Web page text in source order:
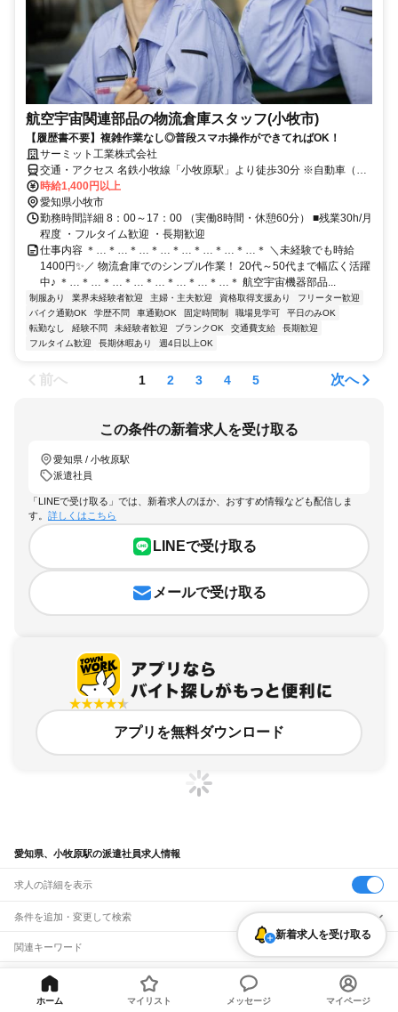
航空宇宙関連部品の物流倉庫スタッフ(小牧市)
【履歴書不要】複雑作業なし◎普段スマホ操作ができてればOK！
サーミット工業株式会社
交通・アクセス 名鉄小牧線「小牧原駅」より徒歩30分 ※自動車（台
数に限りあり）・バイク・自転車通勤OK / 名鉄 岩倉駅・布袋駅・小
牧駅 JR 春日井駅・金山総合駅・高蔵寺駅から直行チャーターバスあ
り
時給1,400円以上
愛知県小牧市
勤務時間詳細 8：00～17：00 （実働8時間・休憩60分） ■残業30h/月
程度 ・フルタイム歓迎 ・長期歓迎
仕事内容 ＊…＊…＊…＊…＊…＊…＊…＊…＊ ＼未経験でも時給
1400円✨／ 物流倉庫でのシンプル作業！ 20代～50代まで幅広く活躍
中♪ ＊…＊…＊…＊…＊…＊…＊…＊…＊ 航空宇宙機器部品...
制服あり 業界未経験者歓迎 主婦・主夫歓迎 資格取得支援あり
フリーター歓迎
バイク通勤OK
学歴不問 車通勤OK 固定時間制 職場見学可
平日のみOK
転勤なし
経験不問 未経験者歓迎 ブランクOK 交通費支給
長期歓迎
フルタイム歓迎
長期休暇あり 週4日以上OK
前へ 1 2 3 4 5 次へ
この条件の新着求人を受け取る
愛知県 / 小牧原駅
派遣社員
「LINEで受け取る」では、新着求人のほか、おすすめ情報なども配信しま
す。 詳しくはこちら
LINEで受け取る
メールで受け取る
アプリを無料ダウンロード
愛知県、小牧原駅の派遣社員求人情報
求人の詳細を表示
条件を追加・変更して検索
市区町村を追加・変更
愛知県すべて
名古屋市
駅を追加・変更
職種を追加・変更
関連キーワード
バイトTOP
小牧市 派遣社員の求人
新着求人を受け取る
ホーム マイリスト メッセージ マイページ